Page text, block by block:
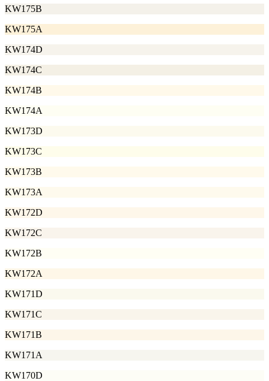
KW175B
KW175A
KW174D
KW174C
KW174B
KW174A
KW173D
KW173C
KW173B
KW173A
KW172D
KW172C
KW172B
KW172A
KW171D
KW171C
KW171B
KW171A
KW170D